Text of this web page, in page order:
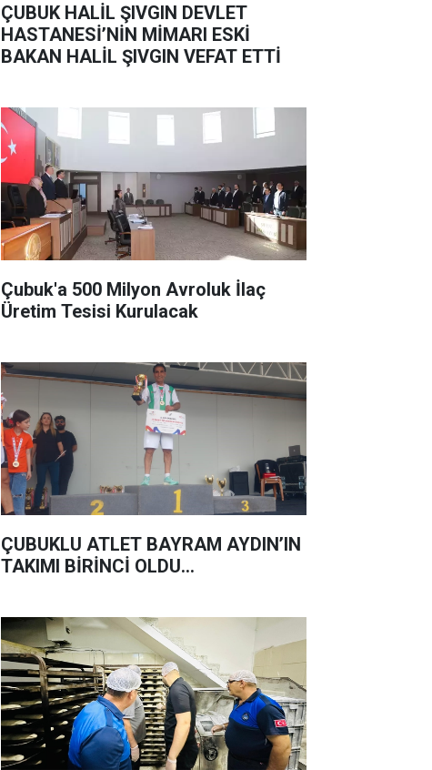
ÇUBUK HALİL ŞIVGIN DEVLET
HASTANESİ’NİN MİMARI ESKİ
BAKAN HALİL ŞIVGIN VEFAT ETTİ
Çubuk'a 500 Milyon Avroluk İlaç
Üretim Tesisi Kurulacak
ÇUBUKLU ATLET BAYRAM AYDIN’IN
TAKIMI BİRİNCİ OLDU...